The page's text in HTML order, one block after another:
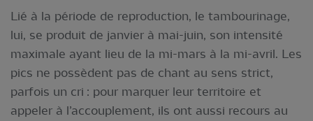
Lié à la période de reproduction, le tambourinage,
lui, se produit de janvier à mai-juin, son intensité
maximale ayant lieu de la mi-mars à la mi-avril. Les
pics ne possèdent pas de chant au sens strict,
parfois un cri : pour marquer leur territoire et
appeler à l’accouplement, ils ont aussi recours au